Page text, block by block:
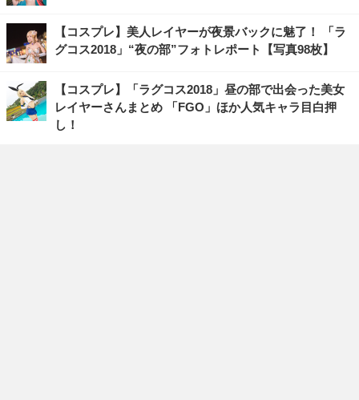
【コスプレ】美人レイヤーが夜景バックに魅了！ 「ラ
グコス2018」“夜の部”フォトレポート【写真98枚】
【コスプレ】「ラグコス2018」昼の部で出会った美女
レイヤーさんまとめ 「FGO」ほか人気キャラ目白押
し！